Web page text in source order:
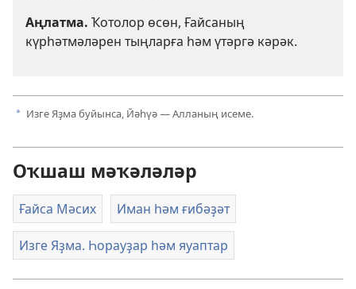
Аңлатма. Ҡотолор өсөн, Ғайсаның
күрһәтмәләрен тыңларға һәм үтәргә кәрәк.
a Изге Яҙма буйынса, Йәһүә — Алланың исеме.
Оҡшаш мәҡәләләр
Ғайса Мәсих Иман һәм ғибәҙәт
Изге Яҙма. Һорауҙар һәм яуаптар